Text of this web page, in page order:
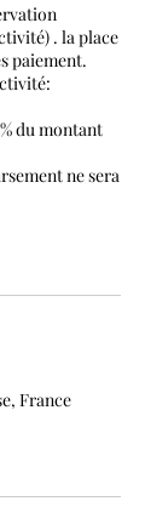
. la place
paiement.
du montant
ne sera
France